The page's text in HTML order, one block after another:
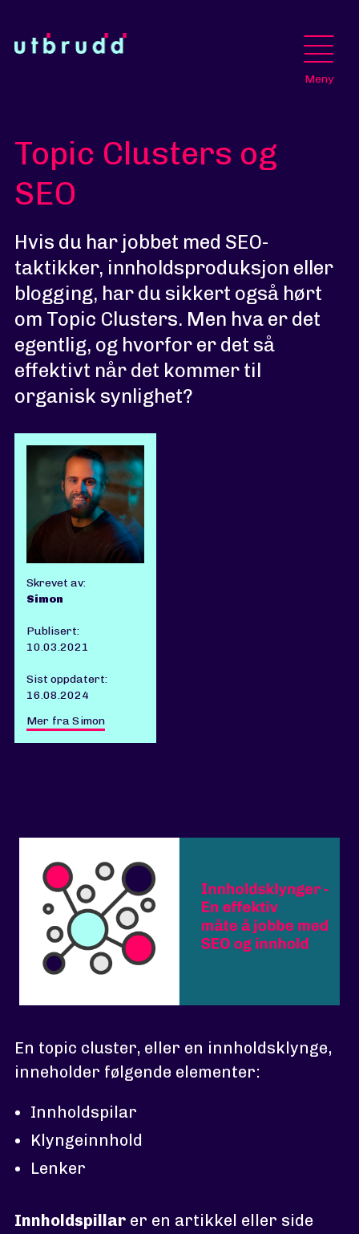
Meny
Topic Clusters og
SEO
Hvis du har jobbet med SEO-
taktikker, innholdsproduksjon eller
blogging, har du sikkert også hørt
om Topic Clusters. Men hva er det
egentlig, og hvorfor er det så
effektivt når det kommer til
organisk synlighet?
Skrevet av:
Simon
Publisert:
10.03.2021
Sist oppdatert:
16.08.2024
Mer fra Simon
En topic cluster, eller en innholdsklynge,
inneholder følgende elementer:
Innholdspilar
Klyngeinnhold
Lenker
Innholdspillarer en artikkel eller side